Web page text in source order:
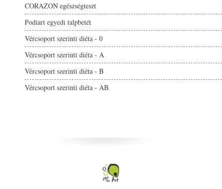
CORAZON egészségteszt
Podiart egyedi talpbetét
Vércsoport szerinti diéta - 0
Vércsoport szerinti diéta - A
Vércsoport szerinti diéta - B
Vércsoport szerinti diéta - AB